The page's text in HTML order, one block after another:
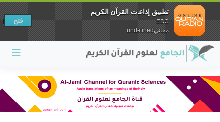
تطبيق إذاعات القرآن الكريم
EDC
مجانيundefined
فتح